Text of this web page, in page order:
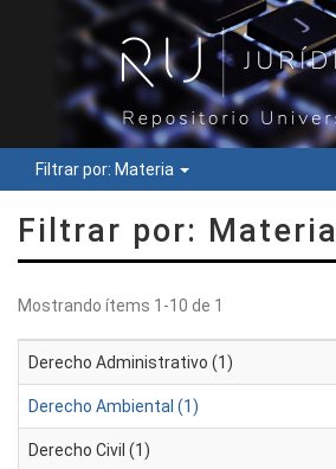
Filtrar por: Materia
Filtrar por: Materia
Mostrando ítems 1-10 de 1
Derecho Administrativo (1)
Derecho Ambiental (1)
Derecho Civil (1)